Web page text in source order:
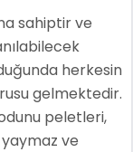
sahiptir ve
herkesin
gelmektedir.
peletleri,
ve